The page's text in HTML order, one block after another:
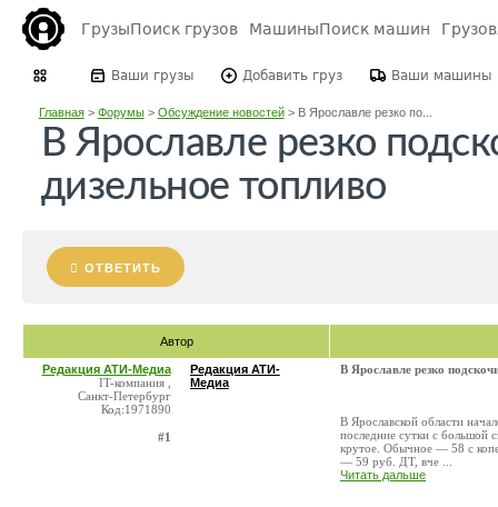
ГрузыПоиск грузов МашиныПоиск машин
Ваши грузы Добавить груз Ваши машины
Главная> Форумы> Обсуждение новостей> В Ярославле резко по...
В Ярославле резко
дизельное топливо
ОТВЕТИТЬ
Автор
Редакция АТИ-Медиа
IT-компания ,
Санкт-Петербург
Код:1971890
#1
Редакция АТИ-
Медиа
В Ярославле резко
В Ярославской области
последние сутки с
крутое. Обычное — 58 с
— 59 руб. ДТ, вче ...
Читать дальше